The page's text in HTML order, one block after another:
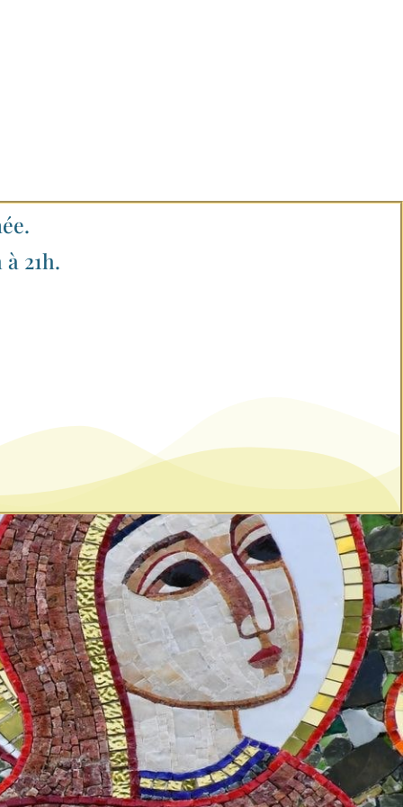
21h.